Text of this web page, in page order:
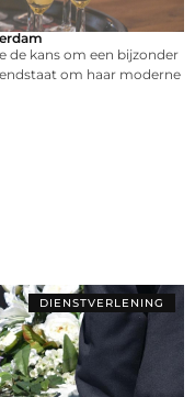
de kans om een bijzonder
om haar moderne
DIENSTVERLENING